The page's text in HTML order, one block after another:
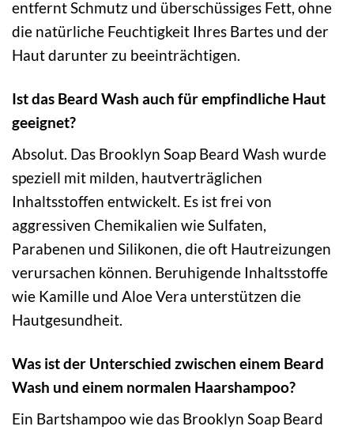
entfernt Schmutz und überschüssiges Fett, ohne
die natürliche Feuchtigkeit Ihres Bartes und der
Haut darunter zu beeinträchtigen.
Ist das Beard Wash auch für empfindliche Haut
geeignet?
Absolut. Das Brooklyn Soap Beard Wash wurde
speziell mit milden, hautverträglichen
Inhaltsstoffen entwickelt. Es ist frei von
aggressiven Chemikalien wie Sulfaten,
Parabenen und Silikonen, die oft Hautreizungen
verursachen können. Beruhigende Inhaltsstoffe
wie Kamille und Aloe Vera unterstützen die
Hautgesundheit.
Was ist der Unterschied zwischen einem Beard
Wash und einem normalen Haarshampoo?
Ein Bartshampoo wie das Brooklyn Soap Beard